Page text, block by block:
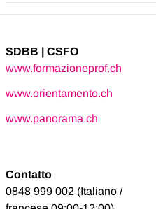
SDBB | CSFO
www.formazioneprof.ch
www.orientamento.ch
www.panorama.ch
Contatto
0848 999 002 (Italiano /